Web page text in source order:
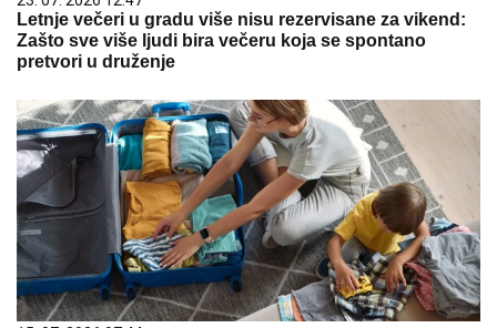
Letnje večeri u gradu više nisu rezervisane za vikend:
Zašto sve više ljudi bira večeru koja se spontano
pretvori u druženje